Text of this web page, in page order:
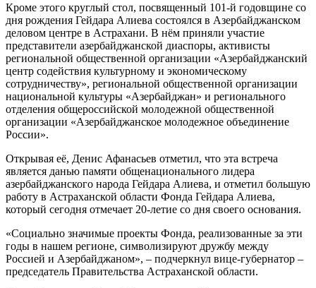
Кроме этого круглый стол, посвященный 101-й годовщине со
дня рождения Гейдара Алиева состоялся в Азербайджанском
деловом центре в Астрахани. В нём приняли участие
представители азербайджанской диаспоры, активисты
региональной общественной организации «Азербайджанский
центр содействия культурному и экономическому
сотрудничеству», региональной общественной организации
национальной культуры «Азербайджан» и регионального
отделения общероссийской молодежной общественной
организации «Азербайджанское молодежное объединение
России».
Открывая её, Денис Афанасьев отметил, что эта встреча
является данью памяти общенационального лидера
азербайджанского народа Гейдара Алиева, и отметил большую
работу в Астраханской области Фонда Гейдара Алиева,
который сегодня отмечает 20-летие со дня своего основания.
«Социально значимые проекты Фонда, реализованные за эти
годы в нашем регионе, символизируют дружбу между
Россией и Азербайджаном», – подчеркнул вице-губернатор –
председатель Правительства Астраханской области.